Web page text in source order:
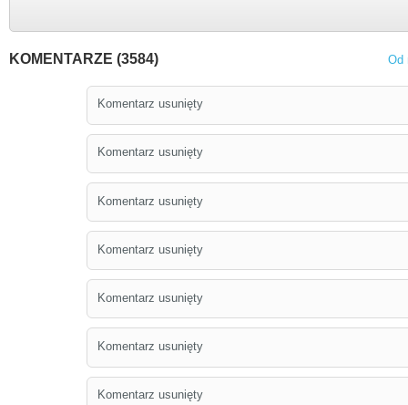
KOMENTARZE (3584) Od
Komentarz usunięty
Komentarz usunięty
Komentarz usunięty
Komentarz usunięty
Komentarz usunięty
Komentarz usunięty
Komentarz usunięty